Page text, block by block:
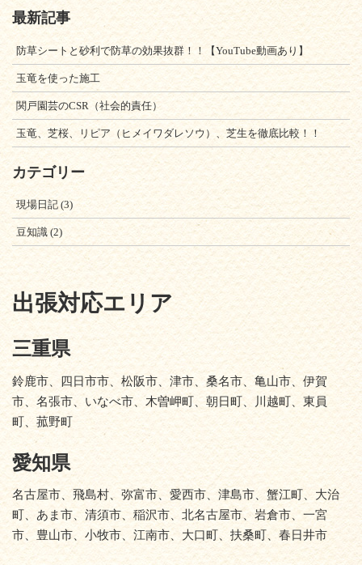
最新記事
防草シートと砂利で防草の効果抜群！！【YouTube動画あり】
玉竜を使った施工
関戸園芸のCSR（社会的責任）
玉竜、芝桜、リピア（ヒメイワダレソウ）、芝生を徹底比較！！
カテゴリー
現場日記 (3)
豆知識 (2)
出張対応エリア
三重県
鈴鹿市、四日市市、松阪市、津市、桑名市、亀山市、伊賀
市、名張市、いなべ市、木曽岬町、朝日町、川越町、東員
町、菰野町
愛知県
名古屋市、飛島村、弥富市、愛西市、津島市、蟹江町、大治
町、あま市、清須市、稲沢市、北名古屋市、岩倉市、一宮
市、豊山市、小牧市、江南市、大口町、扶桑町、春日井市